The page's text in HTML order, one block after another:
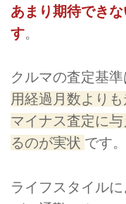
あまり期待でき
す。
クルマの査定基準
用経過月数より
マイナス査定に
るのが実状 です。
ライフスタイル